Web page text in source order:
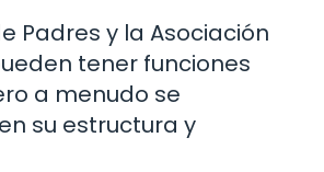
Padres y la Asociación
tener funciones
a menudo se
su estructura y